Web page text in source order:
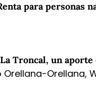
para personas
Troncal, un aporte
Orellana,